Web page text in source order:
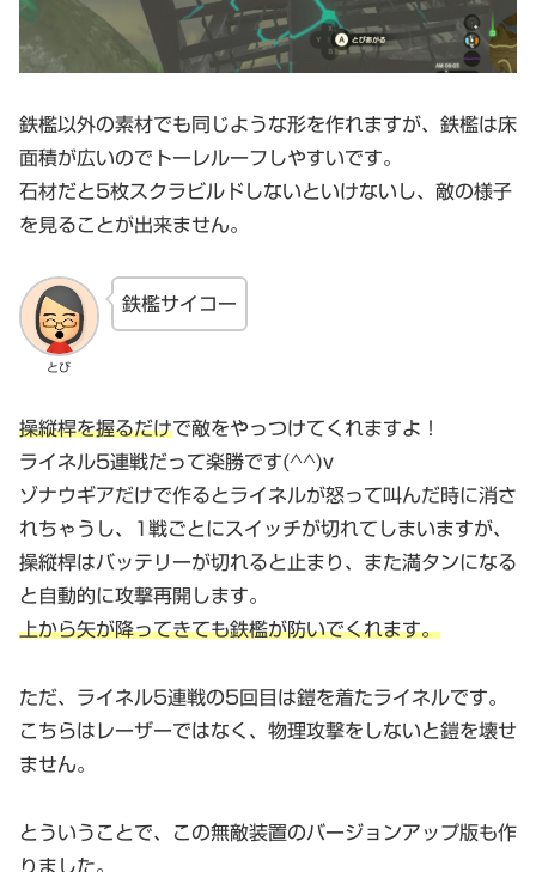
鉄檻以外の素材でも同じような形を作れますが、鉄檻は床
面積が広いのでトーレルーフしやすいです。
石材だと5枚スクラビルドしないといけないし、敵の様子
を見ることが出来ません。
とび
鉄檻サイコー
操縦桿を握るだけで敵をやっつけてくれますよ！
ライネル5連戦だって楽勝です(^^)v
ゾナウギアだけで作るとライネルが怒って叫んだ時に消さ
れちゃうし、1戦ごとにスイッチが切れてしまいますが、
操縦桿はバッテリーが切れると止まり、また満タンになる
と自動的に攻撃再開します。
上から矢が降ってきても鉄檻が防いでくれます。
ただ、ライネル5連戦の5回目は鎧を着たライネルです。
こちらはレーザーではなく、物理攻撃をしないと鎧を壊せ
ません。
とういうことで、この無敵装置のバージョンアップ版も作
りました。